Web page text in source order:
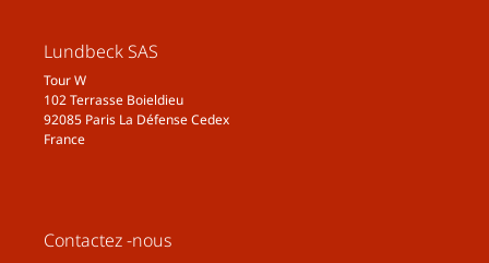
Lundbeck SAS
Tour W
102 Terrasse Boieldieu
92085 Paris La Défense Cedex
France
Contactez -nous